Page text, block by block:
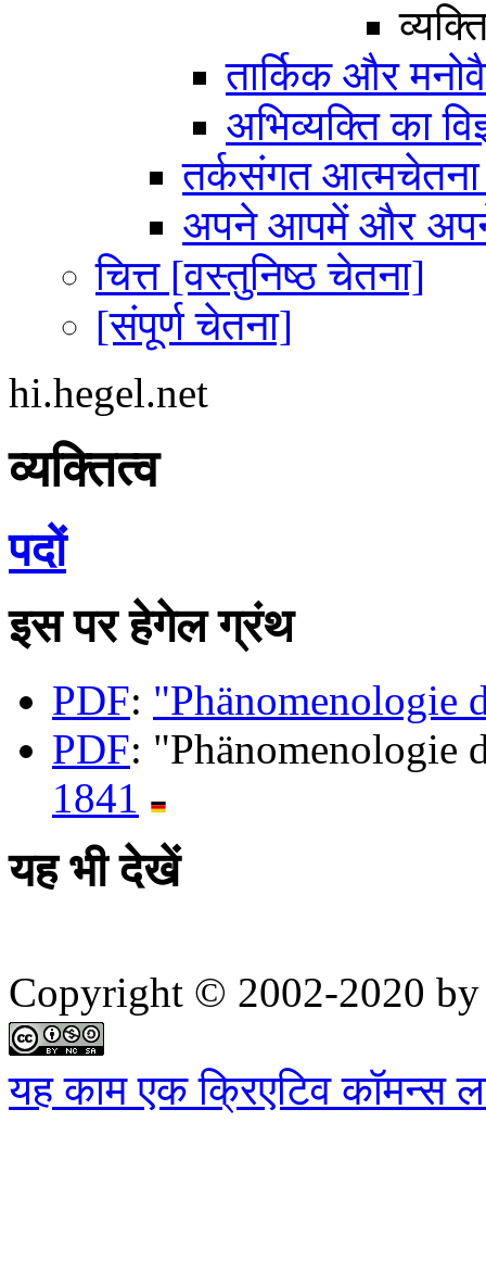
तार्किक और
अभिव्यक्ति का
तर्कसंगत आत्मचेतना
अपने आपमें और अपने
चित्त [वस्तुनिष्ठ चेतना]
[संपूर्ण चेतना]
hi.hegel.net
व्यक्तित्व
पदों
इस पर हेगेल ग्रंथ
PDF: "Phänomenologie
PDF: "Phänomenologie
1841
यह भी देखें
Copyright © 2002-2020 by
यह काम एक क्रिएटिव कॉमन्स